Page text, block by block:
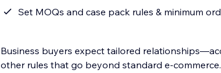
Set MOQs and case pack rules & minimum
Business buyers expect tailored
other rules that go beyond standard e-commerce.